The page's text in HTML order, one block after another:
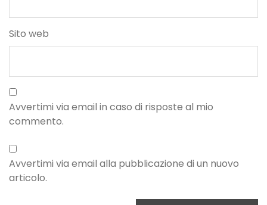
Sito web
Avvertimi via email in caso di risposte al mio
commento.
Avvertimi via email alla pubblicazione di un nuovo
articolo.